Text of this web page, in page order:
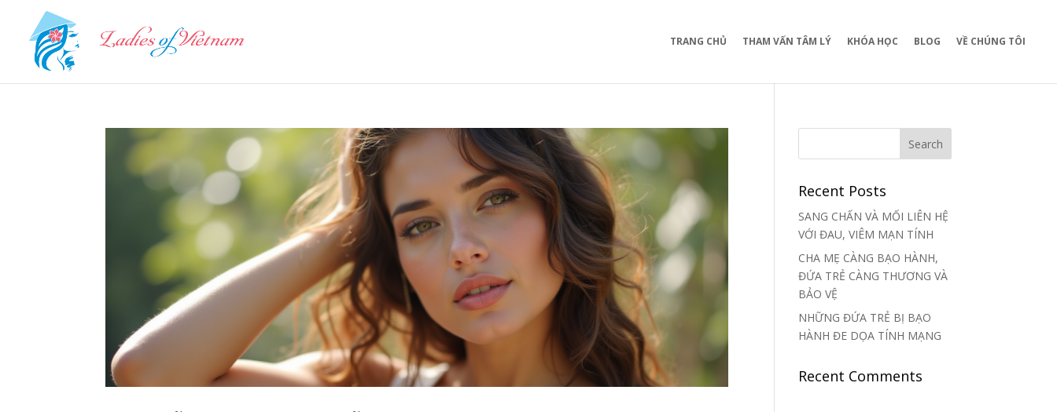
TRANG CHỦ THAM VẤN TÂM LÝ KHÓA HỌC BLOG VỀ CHÚNG TÔI
Recent Posts
SANG CHẤN VÀ MỐI LIÊN HỆ
VỚI ĐAU, VIÊM MẠN TÍNH
CHA MẸ CÀNG BẠO HÀNH,
ĐỨA TRẺ CÀNG THƯƠNG VÀ
BẢO VỆ
NHỮNG ĐỨA TRẺ BỊ BẠO
HÀNH ĐE DỌA TÍNH MẠNG
Recent Comments